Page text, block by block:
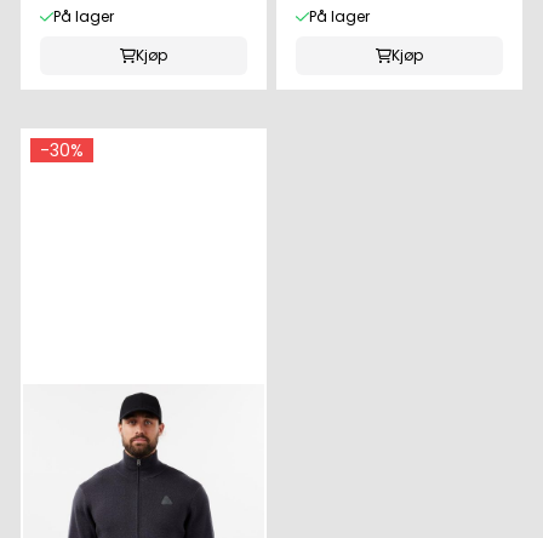
På lager
Kjøp
På lager
Kjøp
-30%